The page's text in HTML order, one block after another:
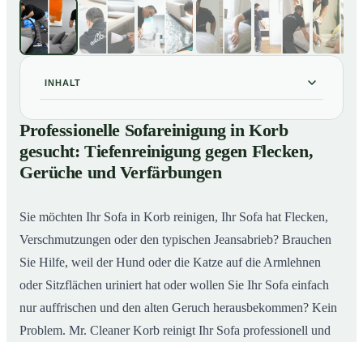
INHALT
01 Professionelle Sofareinigung in Korb gesucht:
Tiefenreinigung gegen Flecken, Gerüche und
Verfärbungen
02So wird Ihr Sofa in Korb wieder wie neu
Professionelle Sofareinigung in Korb
gesucht: Tiefenreinigung gegen Flecken,
Gerüche und Verfärbungen
Sie möchten Ihr Sofa in Korb reinigen, Ihr Sofa hat Flecken,
Verschmutzungen oder den typischen Jeansabrieb? Brauchen
Sie Hilfe, weil der Hund oder die Katze auf die Armlehnen
oder Sitzflächen uriniert hat oder wollen Sie Ihr Sofa einfach
nur auffrischen und den alten Geruch herausbekommen? Kein
Problem. Mr. Cleaner Korb reinigt Ihr Sofa professionell und